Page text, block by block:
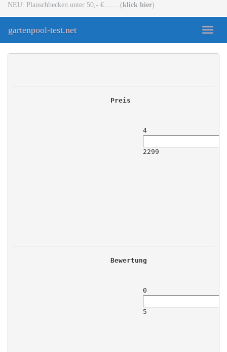
Skip
content
NEU: Planschbecken unter 50,- €........(klick hier)
Toggle
gartenpool-test.net
Preis
4
2299
Bewertung
0
5